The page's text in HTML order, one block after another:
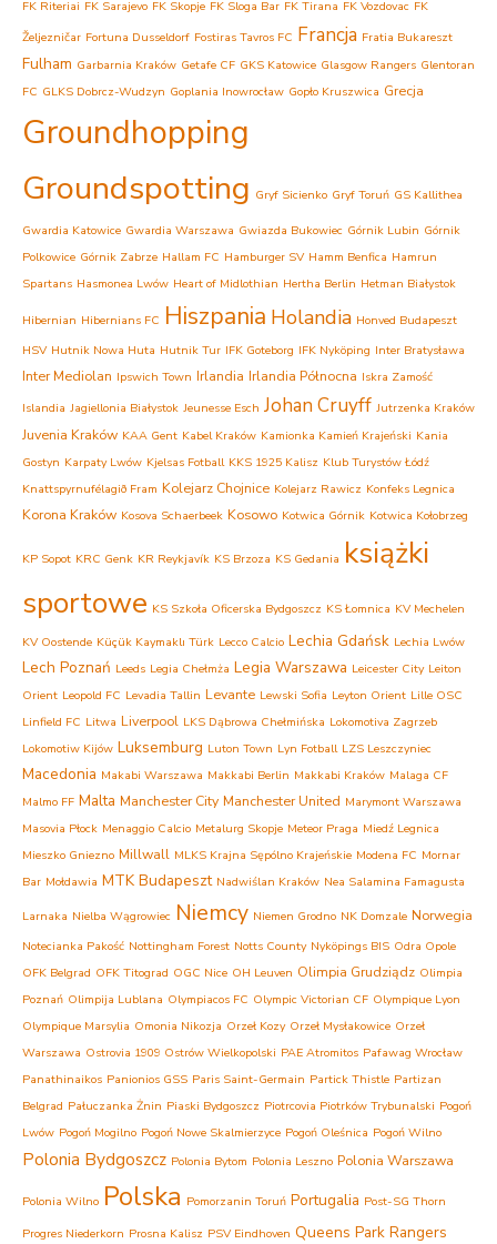
FK Riteriai FK Sarajevo FK Skopje FK Sloga Bar FK Tirana FK Vozdovac FK
Željezničar Fortuna Dusseldorf Fostiras Tavros FC Francja Fratia Bukareszt
Fulham Garbarnia Kraków Getafe CF GKS Katowice Glasgow Rangers Glentoran
FC GLKS Dobrcz-Wudzyn Goplania Inowrocław Gopło Kruszwica Grecja
Groundhopping
Groundspotting Gryf Sicienko Gryf Toruń GS Kallithea
Gwardia Katowice Gwardia Warszawa Gwiazda Bukowiec Górnik Lubin Górnik
Polkowice Górnik Zabrze Hallam FC Hamburger SV Hamm Benfica Hamrun
Spartans Hasmonea Lwów Heart of Midlothian Hertha Berlin Hetman Białystok
Hibernian Hibernians FC Hiszpania Holandia Honved Budapeszt
HSV Hutnik Nowa Huta Hutnik Tur IFK Goteborg IFK Nyköping Inter Bratysława
Inter Mediolan Ipswich Town Irlandia Irlandia Północna Iskra Zamość
Islandia Jagiellonia Białystok Jeunesse Esch Johan Cruyff Jutrzenka Kraków
Juvenia Kraków KAA Gent Kabel Kraków Kamionka Kamień Krajeński Kania
Gostyn Karpaty Lwów Kjelsas Fotball KKS 1925 Kalisz Klub Turystów Łódź
Knattspyrnufélagið Fram Kolejarz Chojnice Kolejarz Rawicz Konfeks Legnica
Korona Kraków Kosova Schaerbeek Kosowo Kotwica Górnik Kotwica Kołobrzeg
KP Sopot KRC Genk KR Reykjavík KS Brzoza KS Gedania książki
sportowe KS Szkoła Oficerska Bydgoszcz KS Łomnica KV Mechelen
KV Oostende Küçük Kaymaklı Türk Lecco Calcio Lechia Gdańsk Lechia Lwów
Lech Poznań Leeds Legia Chełmża Legia Warszawa Leicester City Leiton
Orient Leopold FC Levadia Tallin Levante Lewski Sofia Leyton Orient Lille OSC
Linfield FC Litwa Liverpool LKS Dąbrowa Chełmińska Lokomotiva Zagrzeb
Lokomotiw Kijów Luksemburg Luton Town Lyn Fotball LZS Leszczyniec
Macedonia Makabi Warszawa Makkabi Berlin Makkabi Kraków Malaga CF
Malmo FF Malta Manchester City Manchester United Marymont Warszawa
Masovia Płock Menaggio Calcio Metalurg Skopje Meteor Praga Miedź Legnica
Mieszko Gniezno Millwall MLKS Krajna Sępólno Krajeńskie Modena FC Mornar
Bar Mołdawia MTK Budapeszt Nadwiślan Kraków Nea Salamina Famagusta
Larnaka Nielba Wągrowiec Niemcy Niemen Grodno NK Domzale Norwegia
Notecianka Pakość Nottingham Forest Notts County Nyköpings BIS Odra Opole
OFK Belgrad OFK Titograd OGC Nice OH Leuven Olimpia Grudziądz Olimpia
Poznań Olimpija Lublana Olympiacos FC Olympic Victorian CF Olympique Lyon
Olympique Marsylia Omonia Nikozja Orzeł Kozy Orzeł Mysłakowice Orzeł
Warszawa Ostrovia 1909 Ostrów Wielkopolski PAE Atromitos Pafawag Wrocław
Panathinaikos Panionios GSS Paris Saint-Germain Partick Thistle Partizan
Belgrad Pałuczanka Żnin Piaski Bydgoszcz Piotrcovia Piotrków Trybunalski Pogoń
Lwów Pogoń Mogilno Pogoń Nowe Skalmierzyce Pogoń Oleśnica Pogoń Wilno
Polonia Bydgoszcz Polonia Bytom Polonia Leszno Polonia Warszawa
Polonia Wilno Polska Pomorzanin Toruń Portugalia Post-SG Thorn
Progres Niederkorn Prosna Kalisz PSV Eindhoven Queens Park Rangers